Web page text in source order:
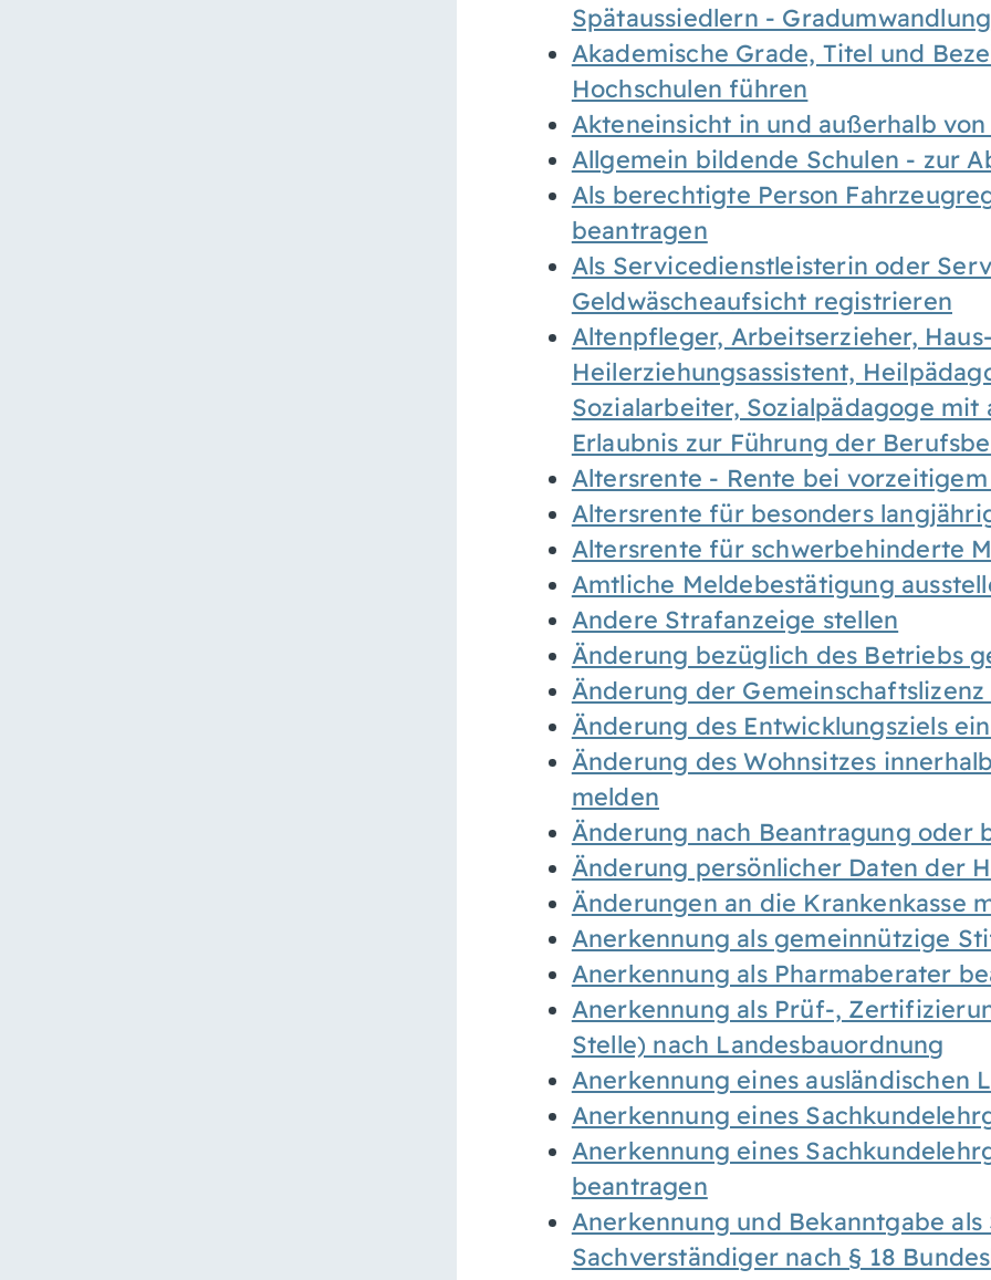
Spätaussiedlern -
Akademische Grade, Titel und
Hochschulen führen
Akteneinsicht in und außerhalb
Allgemein bildende Schulen - zur
Als berechtigte Person
beantragen
Als Servicedienstleisterin oder
Geldwäscheaufsicht registrieren
Altenpfleger, Arbeitserzieher,
Heilerziehungsassistent,
Sozialarbeiter, Sozialpädagoge
Erlaubnis zur Führung der
Altersrente - Rente bei
Altersrente für besonders
Altersrente für schwerbehinderte
Amtliche Meldebestätigung
Andere Strafanzeige stellen
Änderung bezüglich des Betriebs
Änderung der
Änderung des Entwicklungsziels
Änderung des Wohnsitzes
melden
Änderung nach Beantragung oder
Änderung persönlicher Daten der
Änderungen an die Krankenkasse
Anerkennung als gemeinnützige
Anerkennung als Pharmaberater
Anerkennung als Prüf-,
Stelle) nach Landesbauordnung
Anerkennung eines ausländischen
Anerkennung eines
Anerkennung eines
beantragen
Anerkennung und Bekanntgabe
Sachverständiger nach § 18